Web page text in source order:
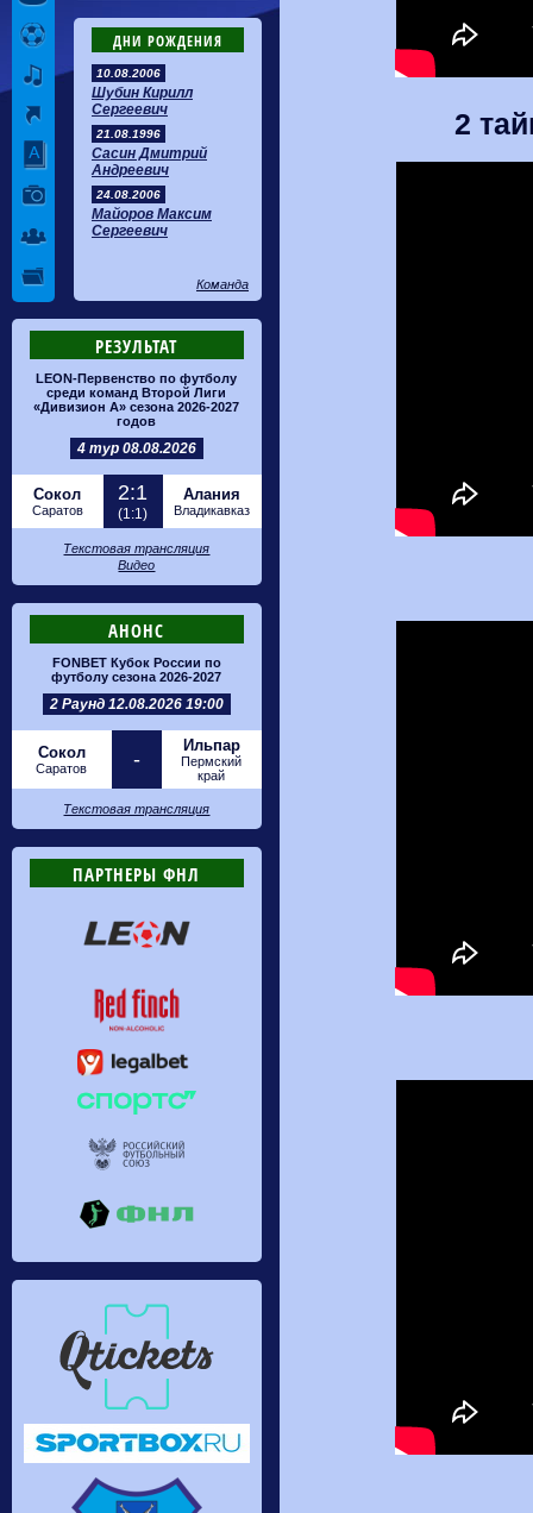
ДНИ РОЖДЕНИЯ
10.08.2006
Шубин Кирилл
Сергеевич
21.08.1996
Сасин Дмитрий
Андреевич
24.08.2006
Майоров Максим
Сергеевич
Команда
РЕЗУЛЬТАТ
LEON-Первенство по футболу
среди команд Второй Лиги
«Дивизион А» сезона 2026-2027
годов
4 тур 08.08.2026
Сокол
Саратов
2:1
(1:1)
Алания
Владикавказ
Текстовая трансляция
Видео
АНОНС
FONBET Кубок России по
футболу сезона 2026-2027
2 Раунд 12.08.2026 19:00
Сокол
Саратов -
Ильпар
Пермский
край
Текстовая трансляция
ПАРТНЕРЫ ФНЛ
2